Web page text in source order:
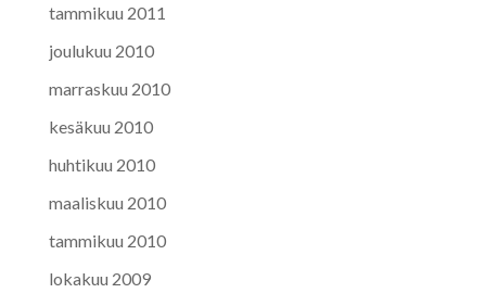
tammikuu 2011
joulukuu 2010
marraskuu 2010
kesäkuu 2010
huhtikuu 2010
maaliskuu 2010
tammikuu 2010
lokakuu 2009